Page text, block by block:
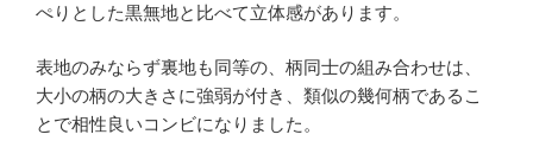
ぺりとした黒無地と比べて立体感があります。
表地のみならず裏地も同等の、柄同士の組み合わせは、
大小の柄の大きさに強弱が付き、類似の幾何柄であるこ
とで相性良いコンビになりました。